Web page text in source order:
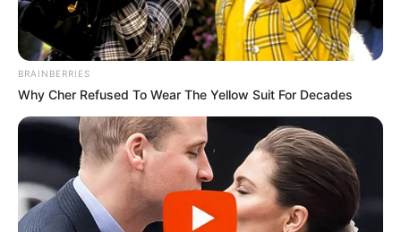
BRAINBERRIES
Why Cher Refused To Wear The Yellow Suit For Decades